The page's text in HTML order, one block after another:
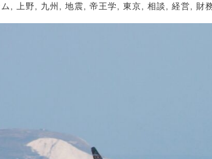
上野 九州 地震 帝王学 東京 相談 経営 財